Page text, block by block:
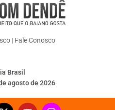
| Fale Conosco
Brasil
agosto de 2026